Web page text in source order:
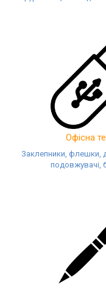
Офісна
Заклепники, флешки,
подовжувачі,